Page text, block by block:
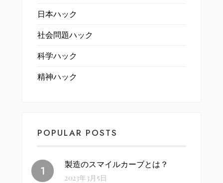
日本ハック
社会問題ハック
科学ハック
精神ハック
POPULAR POSTS
製造のスマイルカーブとは？
2023年3月5日